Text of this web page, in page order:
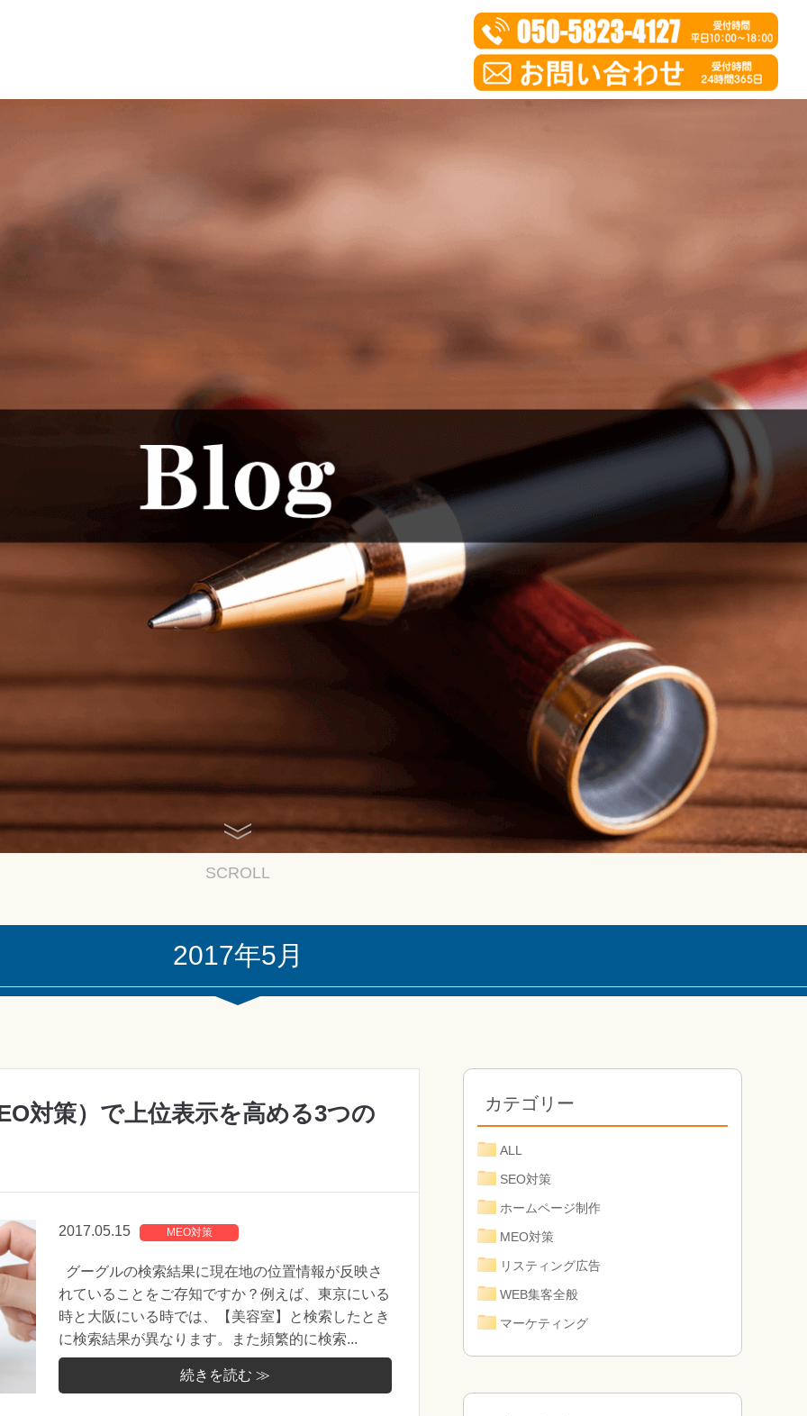
SCROLL
2017年5月
対策）で上位表示を高める3つの
2017.05.15 MEO対策
グーグルの検索結果に現在地の位置情報が反映さ
れていることをご存知ですか？例えば、東京にいる
時と大阪にいる時では、【美容室】と検索したとき
に検索結果が異なります。また頻繁的に検索...
続きを読む ≫
カテゴリー
ALL
SEO対策
ホームページ制作
MEO対策
リスティング広告
WEB集客全般
マーケティング